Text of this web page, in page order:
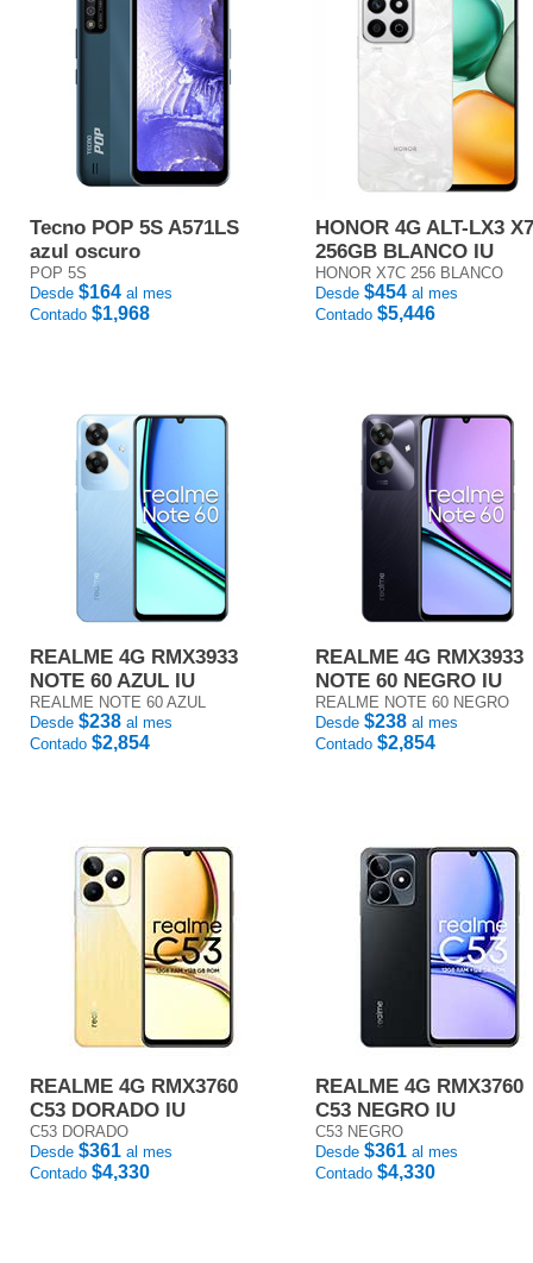
Tecno POP 5S A571LS
azul oscuro
POP 5S
Desde $164 al mes
Contado $1,968
HONOR 4G ALT-LX3
256GB BLANCO IU
HONOR X7C 256 BLANCO
Desde $454 al mes
Contado $5,446
REALME 4G RMX3933
NOTE 60 AZUL IU
REALME NOTE 60 AZUL
Desde $238 al mes
Contado $2,854
REALME 4G RMX3933
NOTE 60 NEGRO IU
REALME NOTE 60 NEGRO
Desde $238 al mes
Contado $2,854
REALME 4G RMX3760
C53 DORADO IU
C53 DORADO
Desde $361 al mes
Contado $4,330
REALME 4G RMX3760
C53 NEGRO IU
C53 NEGRO
Desde $361 al mes
Contado $4,330